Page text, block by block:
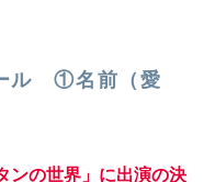
ル ①名前（愛
ンの世界」に出演の決